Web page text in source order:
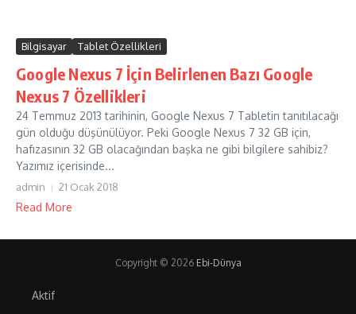
Bilgisayar Tablet Özellikleri
Google Nexus 7 İçin Belirlenen Bazı Google
Nexus 7 Özellikleri
24 Temmuz 2013 tarihinin, Google Nexus 7 Tabletin tanıtılacağı
gün olduğu düşünülüyor. Peki Google Nexus 7 32 GB için,
hafızasının 32 GB olacağından başka ne gibi bilgilere sahibiz?
Yazımız içerisinde...
admin 21 Ocak 2018
Read More
Copyright © 2026 Ebi-Dünya
Aktif